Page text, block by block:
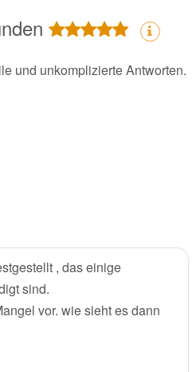
und unkomplizierte Antworten.
, das einige
sind.
vor. wie sieht es dann